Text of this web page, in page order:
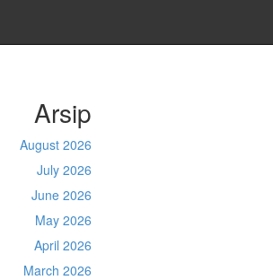
Arsip
August 2026
July 2026
June 2026
May 2026
April 2026
March 2026